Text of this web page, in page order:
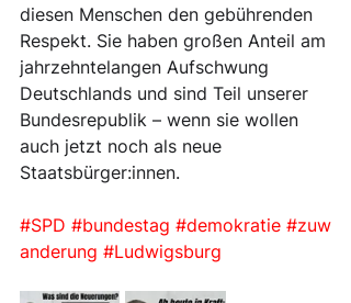
diesen Menschen den gebührenden
Respekt. Sie haben großen Anteil am
jahrzehntelangen Aufschwung
Deutschlands und sind Teil unserer
Bundesrepublik – wenn sie wollen
auch jetzt noch als neue
Staatsbürger:innen.
#SPD #bundestag #demokratie #zuw
anderung #Ludwigsburg